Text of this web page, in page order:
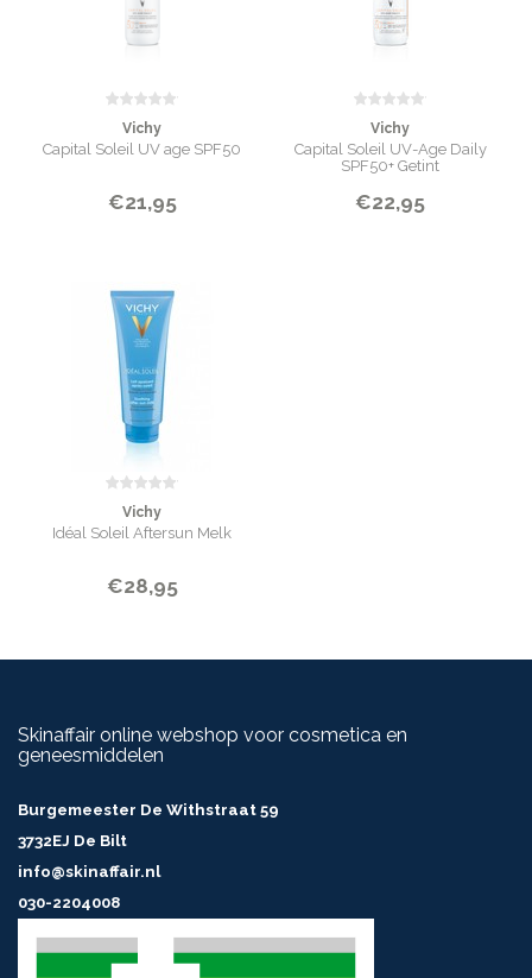
Vichy
Capital Soleil UV age SPF50
€21,95
Vichy
Capital Soleil UV-Age Daily
SPF50+ Getint
€22,95
Vichy
Idéal Soleil Aftersun Melk
€28,95
Skinaffair online webshop voor cosmetica en
geneesmiddelen
Burgemeester De Withstraat 59
3732EJ De Bilt
info@skinaffair.nl
030-2204008